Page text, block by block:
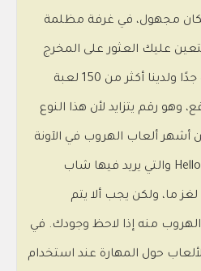
مجهول، في غرفة مظلمة
عليك العثور على المخرج
منها. ألعاب الهروب كثيرة جدًا ولدينا أكثر من 150 لعبة
وهو رقم يتزايد لأن هذا النوع
أشهر ألعاب الهروب في الآونة
الأخيرة هي لعبة Hello Neighbor والتي يريد فيها شاب
ما، ولكن يجب ألا يتم
منه إذا لاحظ وجودك. في
حول المهارة عند استخدام